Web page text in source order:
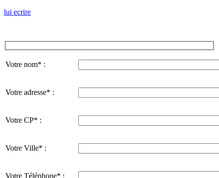
lui ecrire
Votre nom* :
Votre adresse* :
Votre CP* :
Votre Ville* :
Votre Téléphone* :